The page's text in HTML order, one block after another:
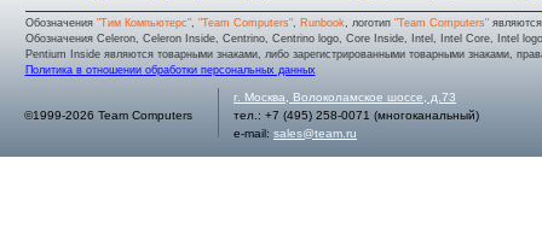
Обозначения "Тим Компьютерс", "Team Computers", Runbook, логотип "Team Computers"
Обозначения Celeron, Celeron Inside, Centrino, Centrino logo, Core Inside, Intel, Intel Core, Intel
Pentium Inside являются товарными знаками, либо зарегистрированными товарными знаками,
Политика в отношении обработки персональных данных
©1999-2026 Team Computers
г. Москва
Волоколамское шоссе, д.73
тел.: +7 (495) 258-0071 (многоканальный)
e-mail: sales@team.ru